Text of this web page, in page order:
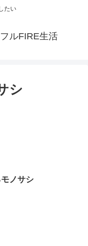
たい
ルFIRE生活
シ
ノサシ